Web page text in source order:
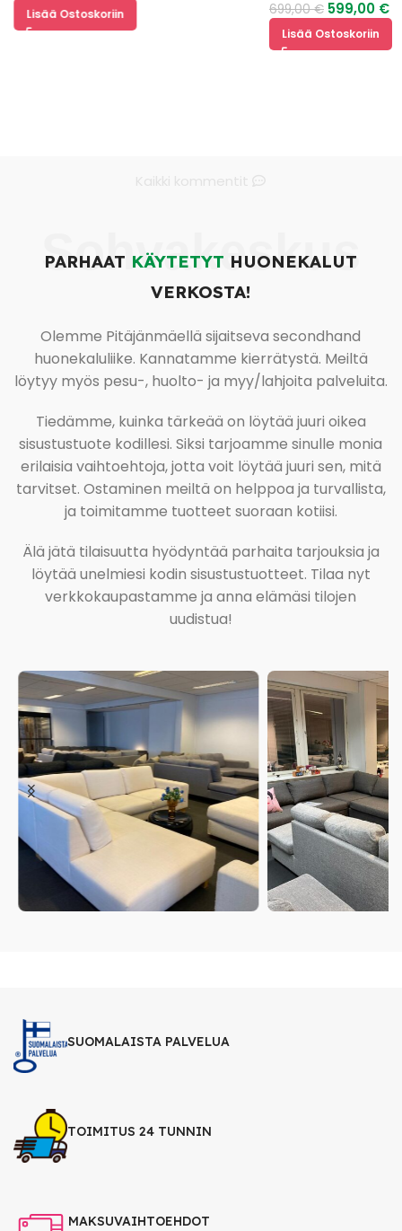
Lisää Ostoskoriin 699,00€ 599,00 €
Lisää Ostoskoriin
Sohvakeskus
PARHAAT KÄYTETYT HUONEKALUT
VERKOSTA!
Olemme Pitäjänmäellä sijaitseva secondhand
huonekaluliike. Kannatamme kierrätystä. Meiltä
löytyy myös pesu-, huolto- ja myy/lahjoita palveluita.
Tiedämme, kuinka tärkeää on löytää juuri oikea
sisustustuote kodillesi. Siksi tarjoamme sinulle monia
erilaisia vaihtoehtoja, jotta voit löytää juuri sen, mitä
tarvitset. Ostaminen meiltä on helppoa ja turvallista,
ja toimitamme tuotteet suoraan kotiisi.
Älä jätä tilaisuutta hyödyntää parhaita tarjouksia ja
löytää unelmiesi kodin sisustustuotteet. Tilaa nyt
verkkokaupastamme ja anna elämäsi tilojen
uudistua!
SUOMALAISTA PALVELUA
TOIMITUS 24 TUNNIN
MAKSUVAIHTOEHDOT